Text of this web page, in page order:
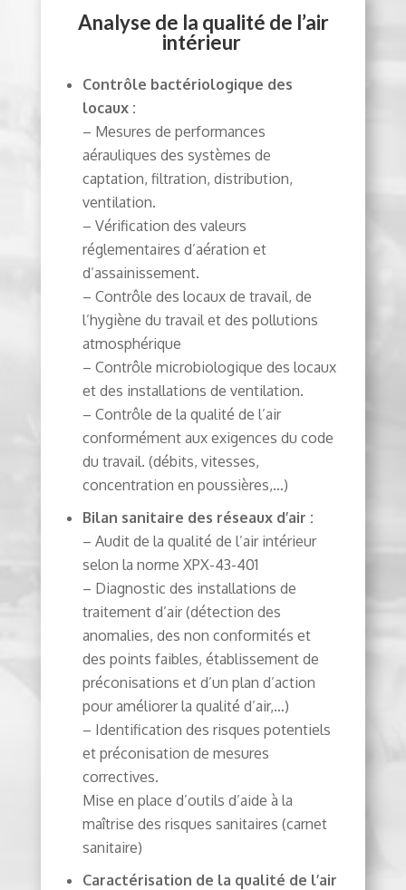
Analyse de la qualité de l’air
intérieur
Contrôle bactériologique des
locaux :
– Mesures de performances
aérauliques des systèmes de
captation, filtration, distribution,
ventilation.
– Vérification des valeurs
réglementaires d’aération et
d’assainissement.
– Contrôle des locaux de travail, de
l’hygiène du travail et des pollutions
atmosphérique
– Contrôle microbiologique des locaux
et des installations de ventilation.
– Contrôle de la qualité de l’air
conformément aux exigences du code
du travail. (débits, vitesses,
concentration en poussières,…)
Bilan sanitaire des réseaux d’air :
– Audit de la qualité de l’air intérieur
selon la norme XPX-43-401
– Diagnostic des installations de
traitement d’air (détection des
anomalies, des non conformités et
des points faibles, établissement de
préconisations et d’un plan d’action
pour améliorer la qualité d’air,…)
– Identification des risques potentiels
et préconisation de mesures
correctives.
Mise en place d’outils d’aide à la
maîtrise des risques sanitaires (carnet
sanitaire)
Caractérisation de la qualité de l’air